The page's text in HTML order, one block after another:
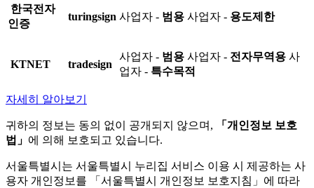
한국전자
인증
turingsign 사업자 - 범용 사업자 - 용도제한
KTNET tradesign
사업자 - 범용 사업자 - 전자무역용 사
업자 - 특수목적
자세히 알아보기
귀하의 정보는 동의 없이 공개되지 않으며,
「개인정보 보호
법」 에 의해 보호되고 있습니다.
서울특별시는 서울특별시 누리집 서비스 이용 시 제공하는 사
용자 개인정보를 「서울특별시 개인정보 보호지침」에 따라